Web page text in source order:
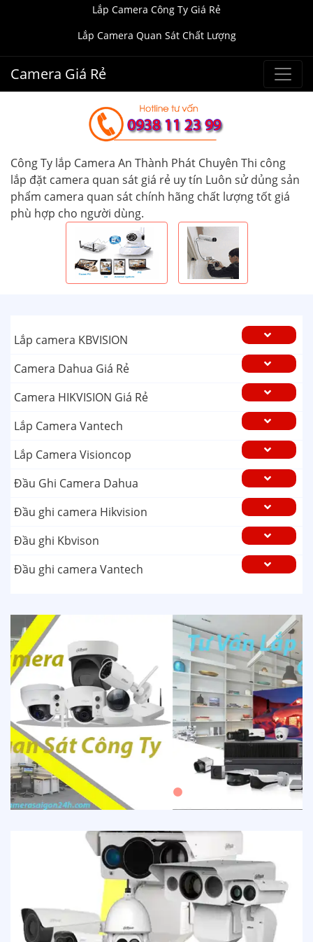
Lắp Camera Công Ty Giá Rẻ
Lắp Camera Quan Sát Chất Lượng
Camera Giá Rẻ
Công Ty lắp Camera An Thành Phát Chuyên Thi công
lắp đặt camera quan sát giá rẻ uy tín Luôn sử dủng sản
phẩm camera quan sát chính hãng chất lượng tốt giá
phù hợp cho người dùng.
Lắp camera KBVISION
Camera Dahua Giá Rẻ
Camera HIKVISION Giá Rẻ
Lắp Camera Vantech
Lắp Camera Visioncop
Đầu Ghi Camera Dahua
Đầu ghi camera Hikvision
Đầu ghi Kbvison
Đầu ghi camera Vantech